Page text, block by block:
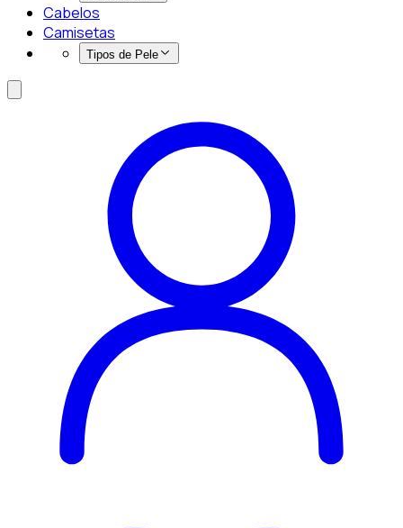
Cabelos
Camisetas
Tipos de Pele